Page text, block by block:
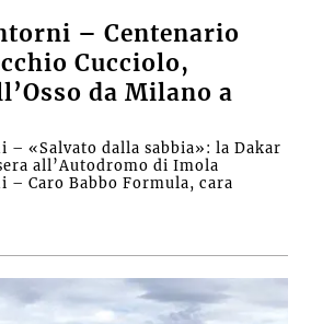
– Centenario
Cucciolo,
da Milano a
«Salvato dalla sabbia»: la Dakar
all’Autodromo di Imola
Caro Babbo Formula, cara